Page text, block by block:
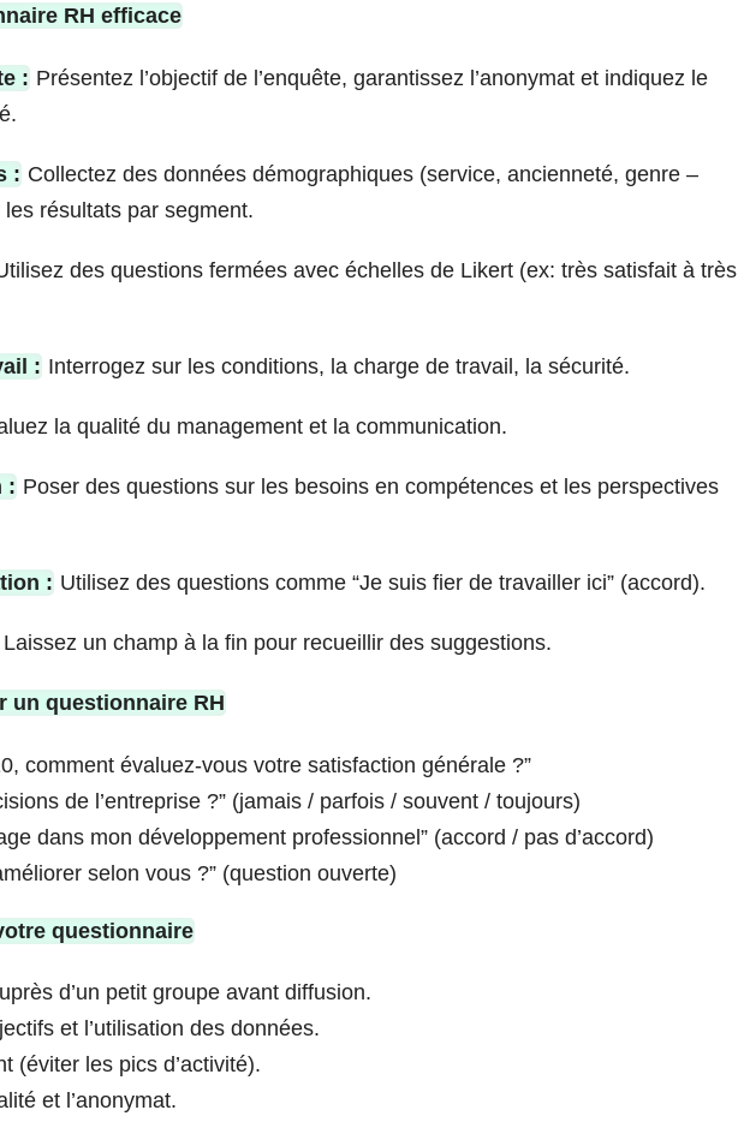
RH efficace
: Présentez l’objectif de l’enquête, garantissez l’anonymat et indiquez le
: Collectez des données démographiques (service, ancienneté, genre –
résultats par segment.
des questions fermées avec échelles de Likert (ex: très satisfait à très
: Interrogez sur les conditions, la charge de travail, la sécurité.
la qualité du management et la communication.
: Poser des questions sur les besoins en compétences et les perspectives
: Utilisez des questions comme “Je suis fier de travailler ici” (accord).
Laissez un champ à la fin pour recueillir des suggestions.
un questionnaire RH
comment évaluez-vous votre satisfaction générale ?”
de l’entreprise ?” (jamais / parfois / souvent / toujours)
dans mon développement professionnel” (accord / pas d’accord)
selon vous ?” (question ouverte)
questionnaire
d’un petit groupe avant diffusion.
et l’utilisation des données.
(éviter les pics d’activité).
et l’anonymat.